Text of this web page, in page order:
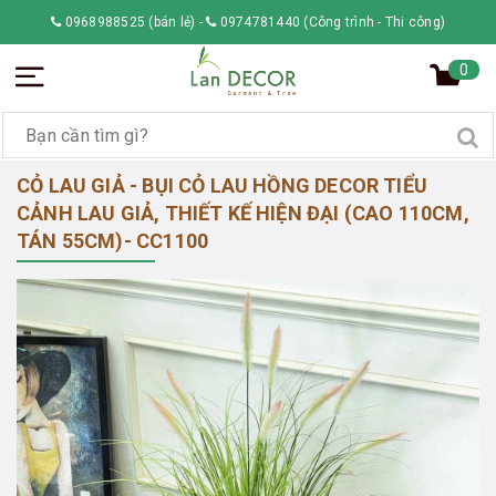
0968988525 (bán lẻ) - 0974781440 (Công trình - Thi công)
0
CỎ LAU GIẢ - BỤI CỎ LAU HỒNG DECOR TIỂU
CẢNH LAU GIẢ, THIẾT KẾ HIỆN ĐẠI (CAO 110CM,
TÁN 55CM)- CC1100